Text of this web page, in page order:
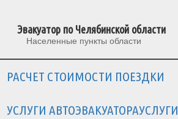
Эвакуатор по Челябинской области
Населенные пункты области
РАСЧЕТ СТОИМОСТИ ПОЕЗДКИ
УСЛУГИ АВТОЭВАКУАТОРАУСЛУГИ